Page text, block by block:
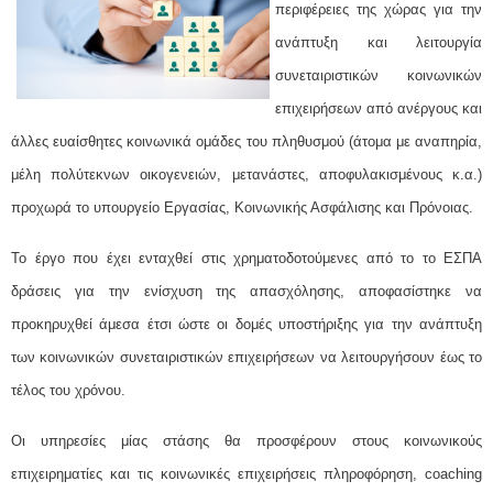
περιφέρειες της χώρας για την
ανάπτυξη και λειτουργία
συνεταιριστικών κοινωνικών
επιχειρήσεων από ανέργους και
άλλες ευαίσθητες κοινωνικά ομάδες του πληθυσμού (άτομα με αναπηρία,
μέλη πολύτεκνων οικογενειών, μετανάστες, αποφυλακισμένους κ.α.)
προχωρά το υπουργείο Εργασίας, Κοινωνικής Ασφάλισης και Πρόνοιας.
Το έργο που έχει ενταχθεί στις χρηματοδοτούμενες από το το ΕΣΠΑ
δράσεις για την ενίσχυση της απασχόλησης, αποφασίστηκε να
προκηρυχθεί άμεσα έτσι ώστε οι δομές υποστήριξης για την ανάπτυξη
των κοινωνικών συνεταιριστικών επιχειρήσεων να λειτουργήσουν έως το
τέλος του χρόνου.
Οι υπηρεσίες μίας στάσης θα προσφέρουν στους κοινωνικούς
επιχειρηματίες και τις κοινωνικές επιχειρήσεις πληροφόρηση, coaching